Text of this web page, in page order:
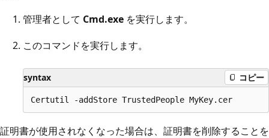
管理者として Cmd.exe を実行します。
このコマンドを実行します。
syntax コピー
証明書が使用されなくなった場合は、証明書を削除することを